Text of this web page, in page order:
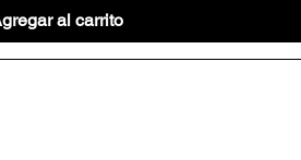
al carrito